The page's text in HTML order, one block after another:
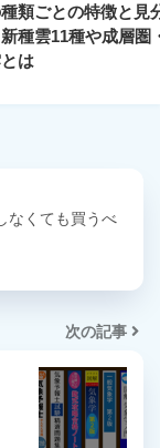
類ごとの特徴と見
種雲11種や成層圏
は
なくても買うべ
次の記事